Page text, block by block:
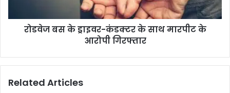
रोडवेज बस के ड्राइवर-कंडक्टर के साथ मारपीट के
आरोपी गिरफ्तार
Related Articles